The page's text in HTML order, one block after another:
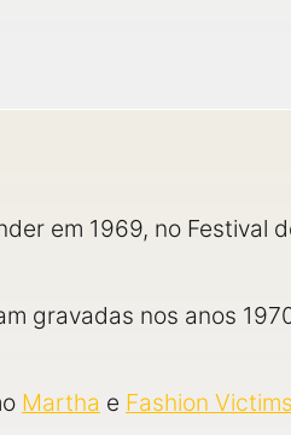
em 1969, no Festival
gravadas nos anos
Martha e Fashion Victims